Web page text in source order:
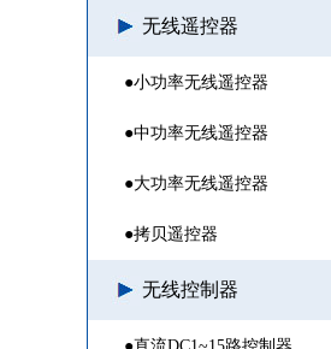
无线遥控器
●小功率无线遥控器
●中功率无线遥控器
●大功率无线遥控器
●拷贝遥控器
无线控制器